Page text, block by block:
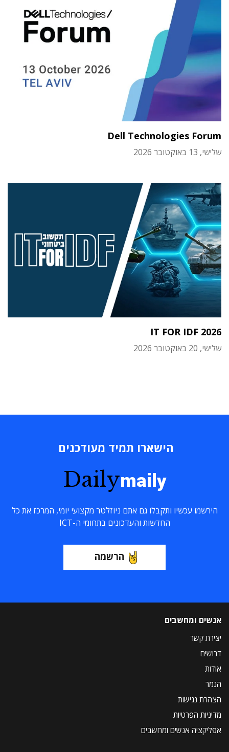
Dell Technologies Forum
שלישי, 13 באוקטובר 2026
IT FOR IDF 2026
שלישי, 20 באוקטובר 2026
הישארו תמיד מעודכנים
Dailymaily
הירשמו עכשיו ותקבלו גם אתם ניוזלטר מקצועי יומי, המרכז את כל
החדשות והעדכונים בתחומי ה-ICT
הרשמה
אנשים ומחשבים
יצירת קשר
דרושים
אודות
הנמר
הצהרת נגישות
מדיניות הפרטיות
אפליקציה אנשים ומחשבים